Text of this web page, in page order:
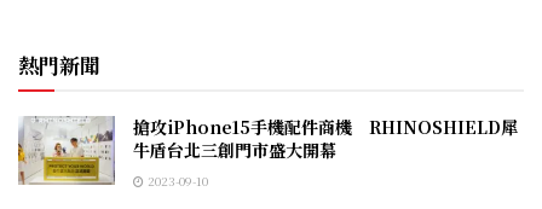
熱門新聞
搶攻iPhone15手機配件商機 RHINOSHIELD犀
牛盾台北三創門市盛大開幕
2023-09-10